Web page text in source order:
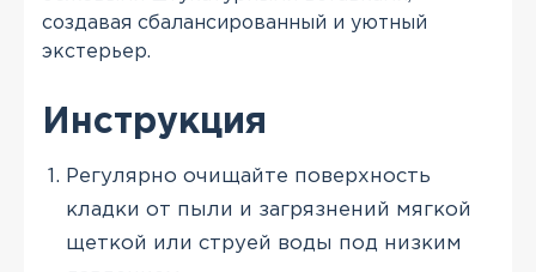
создавая сбалансированный и уютный
экстерьер.
Инструкция
Регулярно очищайте поверхность
кладки от пыли и загрязнений мягкой
щеткой или струей воды под низким